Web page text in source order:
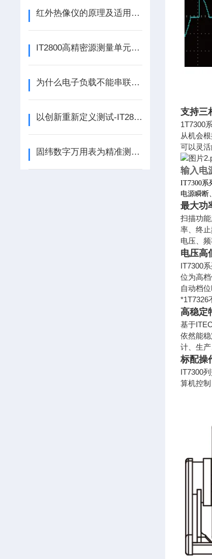
红外热像仪的原理及适用介绍
IT2800高精密源测量单元在磁电阻中的测试应用
为什么电子负载不能串联使用？
以创新重新定义测试-IT2800高精密源测量单元全新上市
固纬数字万用表为精准测量与故障排查助力
支持三
1T7300
从机会
可以灵
输入电
IT7300系
电源瞬断
最大功
扫描功
率、终
电压、频
电压高
IT7300
位为高
自动档
*1T7326
高稳定
基于
依然能
计、生
标配操
IT7300
算机控